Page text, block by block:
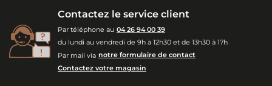
Contactez le service client
Par téléphone au 04 26 94 00 39
du lundi au vendredi de 9h à 12h30 et de 13h30 à 17h
Par mail via notre formulaire de contact
Contactez votre magasin